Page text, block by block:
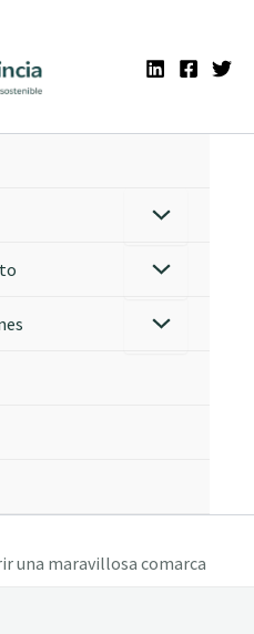
una maravillosa comarca